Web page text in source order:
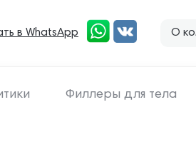
в WhatsApp О
Филлеры для тела